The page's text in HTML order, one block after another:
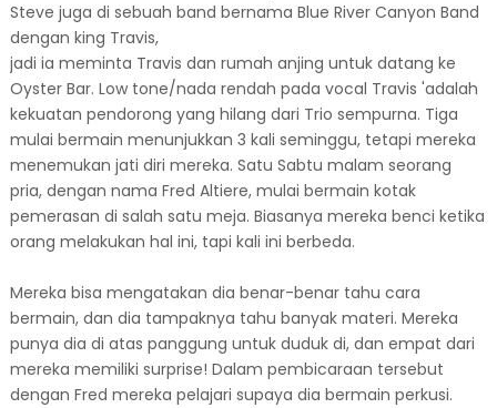
Steve juga di sebuah band bernama Blue River Canyon Band
dengan king Travis,
jadi ia meminta Travis dan rumah anjing untuk datang ke
Oyster Bar. Low tone/nada rendah pada vocal Travis 'adalah
kekuatan pendorong yang hilang dari Trio sempurna. Tiga
mulai bermain menunjukkan 3 kali seminggu, tetapi mereka
menemukan jati diri mereka. Satu Sabtu malam seorang
pria, dengan nama Fred Altiere, mulai bermain kotak
pemerasan di salah satu meja. Biasanya mereka benci ketika
orang melakukan hal ini, tapi kali ini berbeda.
Mereka bisa mengatakan dia benar-benar tahu cara
bermain, dan dia tampaknya tahu banyak materi. Mereka
punya dia di atas panggung untuk duduk di, dan empat dari
mereka memiliki surprise! Dalam pembicaraan tersebut
dengan Fred mereka pelajari supaya dia bermain perkusi.